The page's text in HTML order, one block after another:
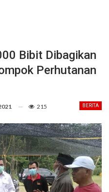
Bibit Dibagikan
Perhutanan
BERITA
215